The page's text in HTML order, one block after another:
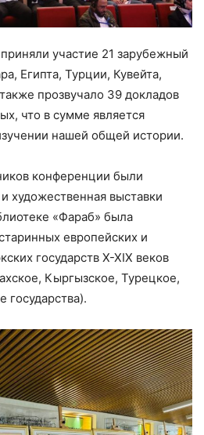
участие 21 зарубежный
Египта, Турции, Кувейта,
прозвучало 39 докладов
что в сумме является
нашей общей истории.
конференции были
художественная выставки
«Фараб» была
европейских и
государств X-XIX веков
Кыргызское, Турецкое,
государства).